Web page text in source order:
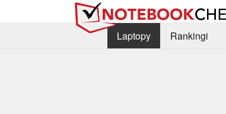
Laptopy
Rankingi